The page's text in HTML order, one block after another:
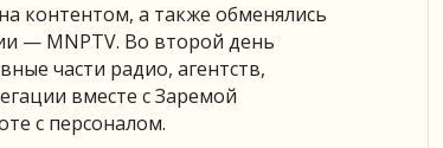
контентом, а также обменялись
— MNPTV. Во второй день
части радио, агентств,
вместе с Заремой
с персоналом.